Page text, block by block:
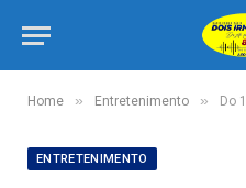
Home » Entretenimento » Do 1º
ENTRETENIMENTO